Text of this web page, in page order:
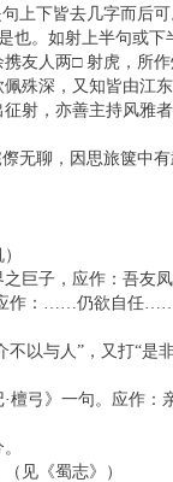
上下皆去几字而后
也。如射上半句或
友人两□ 射虎，所
殊深，又知皆由江
射，亦善主持风雅
无聊，因思旅箧中
巨子，应作：吾友
作：……仍欲自任
不以与人”，又打“是
檀弓》一句。应作：
见《蜀志》）